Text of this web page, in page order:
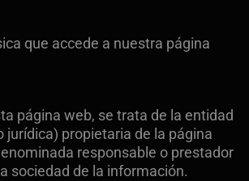
que accede a nuestra página
página web, se trata de la entidad
jurídica) propietaria de la página
responsable o prestador
sociedad de la información.